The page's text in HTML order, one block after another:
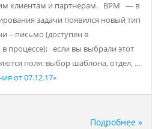
клиентам и партнерам. BPM — в
задачи появился новый тип
– письмо (доступен в
процессе); если вы выбрали этот
поля: выбор шаблона, отдел, …
от 07.12.17»
Подробнее »